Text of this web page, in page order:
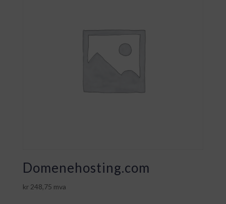
Domenehosting.com
kr248,75 mva